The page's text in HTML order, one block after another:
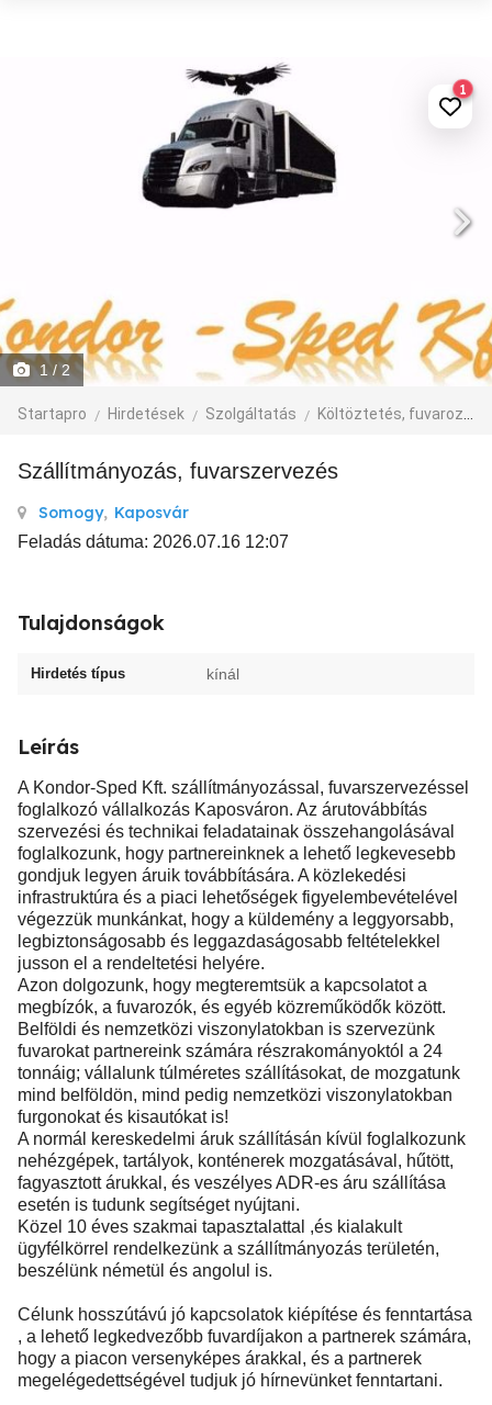
1/ 2
Startapro Hirdetések Szolgáltatás Költöztetés, fuvarozás, járműbérlés
1
Szállítmányozás, fuvarszervezés
Somogy, Kaposvár
Feladás dátuma: 2026.07.16 12:07
Tulajdonságok
Hirdetés típus kínál
Leírás
A Kondor-Sped Kft. szállítmányozással, fuvarszervezéssel
foglalkozó vállalkozás Kaposváron. Az árutovábbítás
szervezési és technikai feladatainak összehangolásával
foglalkozunk, hogy partnereinknek a lehető legkevesebb
gondjuk legyen áruik továbbítására. A közlekedési
infrastruktúra és a piaci lehetőségek figyelembevételével
végezzük munkánkat, hogy a küldemény a leggyorsabb,
legbiztonságosabb és leggazdaságosabb feltételekkel
jusson el a rendeltetési helyére.
Azon dolgozunk, hogy megteremtsük a kapcsolatot a
megbízók, a fuvarozók, és egyéb közreműködők között.
Belföldi és nemzetközi viszonylatokban is szervezünk
fuvarokat partnereink számára részrakományoktól a 24
tonnáig; vállalunk túlméretes szállításokat, de mozgatunk
mind belföldön, mind pedig nemzetközi viszonylatokban
furgonokat és kisautókat is!
A normál kereskedelmi áruk szállításán kívül foglalkozunk
nehézgépek, tartályok, konténerek mozgatásával, hűtött,
fagyasztott árukkal, és veszélyes ADR-es áru szállítása
esetén is tudunk segítséget nyújtani.
Közel 10 éves szakmai tapasztalattal ,és kialakult
ügyfélkörrel rendelkezünk a szállítmányozás területén,
beszélünk németül és angolul is.
Célunk hosszútávú jó kapcsolatok kiépítése és fenntartása
, a lehető legkedvezőbb fuvardíjakon a partnerek számára,
hogy a piacon versenyképes árakkal, és a partnerek
megelégedettségével tudjuk jó hírnevünket fenntartani.